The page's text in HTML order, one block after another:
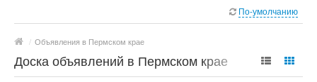
По-умолчанию
/ Объявления в Пермском крае
Доска объявлений в Пермском крае